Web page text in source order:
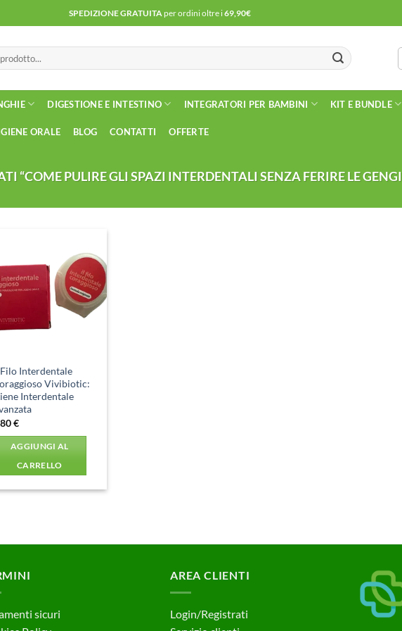
SPEDIZIONE GRATUITAper ordini oltre i69,90€
DIGESTIONE E INTESTINO INTEGRATORI PER BAMBINI KIT E BUNDLE
ORALE BLOG CONTATTI OFFERTE
“COME PULIRE GLI SPAZI INTERDENTALI SENZA FERIRE LE
Aggiungi
alla lista
dei
desideri
Interdentale
Vivibiotic:
Interdentale
€
AGGIUNGI AL
CARRELLO
sicuri
AREA CLIENTI
Login/Registrati